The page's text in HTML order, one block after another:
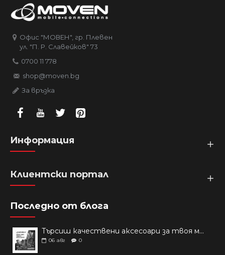
Офис "МОВЕН", гр. Плевен
ул. "П. Р. Славейков" 73
0700 11 778
shop@moven.bg
За връзка
Информация
Клиентски портал
Последно от блога
Търсиш качествени аксесоари за твоя модел? Как правилно да защитим новия си смартфон: Ръководство за аксесоари през 2026 г.
06 авг 0